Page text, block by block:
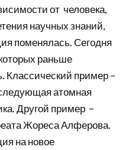
от человека,
научных знаний,
поменялась. Сегодня
раньше
Классический пример –
атомная
Другой пример –
Жореса Алферова.
на новое